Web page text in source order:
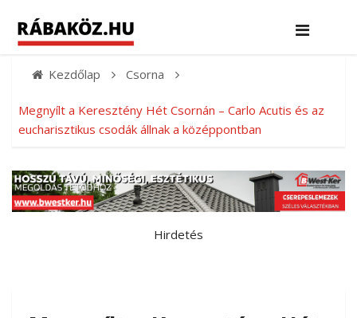
Kezdőlap Csorna
Megnyílt a Keresztény Hét Csornán – Carlo Acutis és az
eucharisztikus csodák állnak a középpontban
Hirdetés